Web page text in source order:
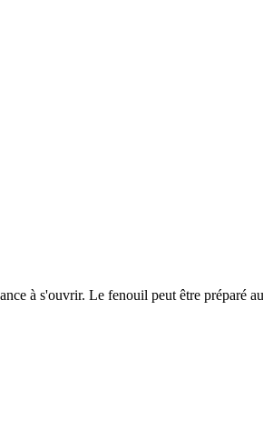
à s'ouvrir. Le fenouil peut être préparé